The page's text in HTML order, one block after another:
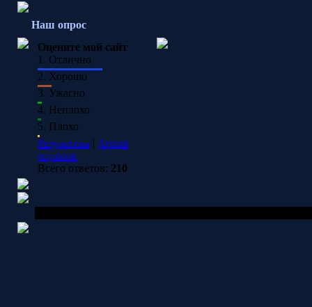
Наш опрос
Оцените мой сайт
1. Отлично
2. Хорошо
3. Ужасно
4. Неплохо
5. Плохо
Результаты | Архив
опросов
Всего ответов: 210